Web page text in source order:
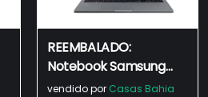
REEMBALADO:
Notebook Samsung
Book Intel® Celeron
vendido por Casas Bahia